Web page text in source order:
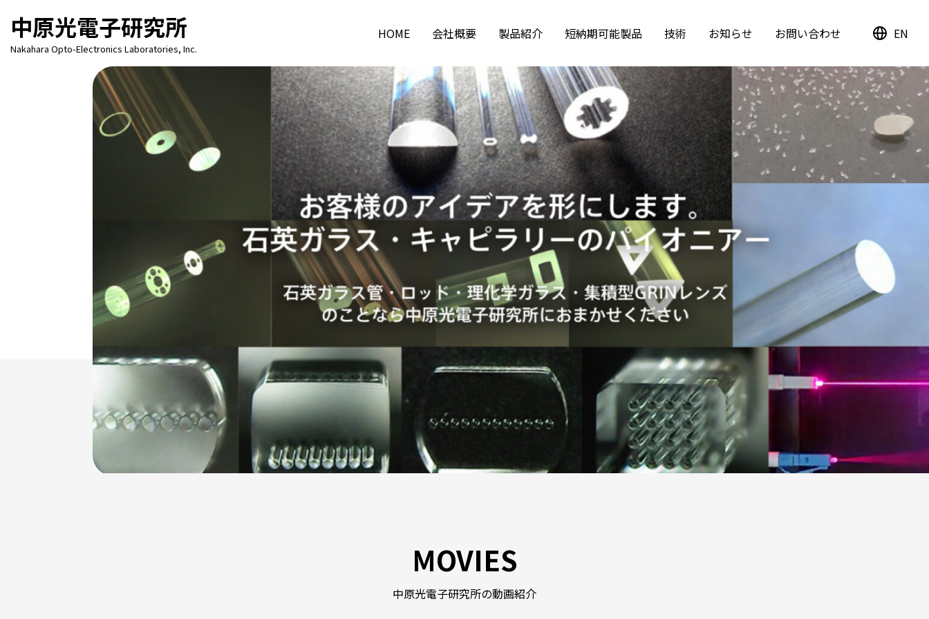
中原光電子研究所
Nakahara Opto-Electronics Laboratories, Inc.
HOME 会社概要 製品紹介
石英製品 集積型GRINレンズ製品
短納期可能製品 技術
キャピラリー用ガラス材料 ファイバアレイ用キャピラリー 集積型GRINレンズ
お知らせ お問い合わせ EN
MOVIES
中原光電子研究所の動画紹介